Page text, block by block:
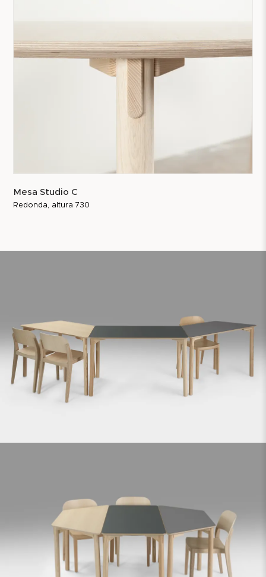
Mesa Studio C
Redonda, altura 730